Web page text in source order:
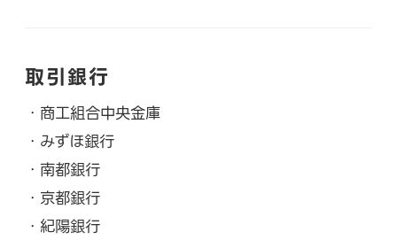
取引銀行
・商工組合中央金庫
・みずほ銀行
・南都銀行
・京都銀行
・紀陽銀行